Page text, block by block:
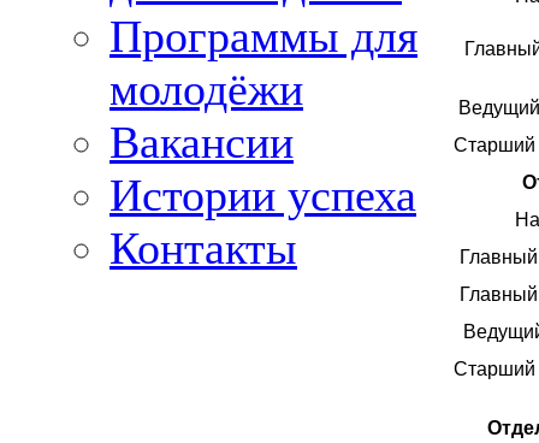
Программы для
молодёжи
Вакансии
Истории успеха
Контакты
Ведущий
Старший
Главный
Главный
Старший